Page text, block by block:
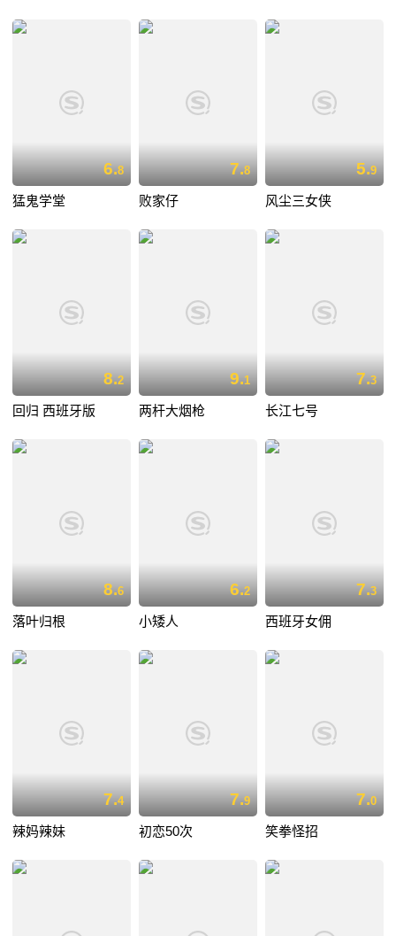
6.8
猛鬼学堂
7.8
败家仔
5.9
风尘三女侠
8.2
回归 西班牙版
9.1
两杆大烟枪
7.3
长江七号
8.6
落叶归根
6.2
小矮人
7.3
西班牙女佣
7.4
辣妈辣妹
7.9
初恋50次
7.0
笑拳怪招